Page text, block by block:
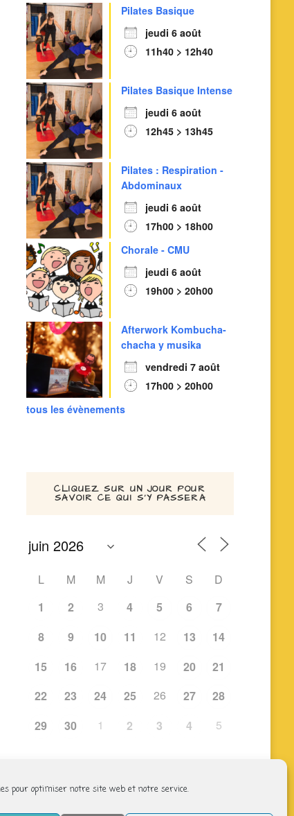
pour optimiser notre site web et notre service.
Pilates Basique
jeudi 6 août
11h40 > 12h40
Pilates Basique Intense
jeudi 6 août
12h45 > 13h45
Pilates : Respiration -
Abdominaux
jeudi 6 août
17h00 > 18h00
Chorale - CMU
jeudi 6 août
19h00 > 20h00
Afterwork Kombucha-
chacha y musika
vendredi 7 août
17h00 > 20h00
tous les évènements
CLIQUEZ SUR UN JOUR POUR
SAVOIR CE QUI S’Y PASSERA
L M M J V S
D
1
2 3 4 5 6
7
8
9 10 11 12 13
14
15
16 17 18 19 20
21
22
23 24 25 26 27
28
29
30 1 2 3 4 5